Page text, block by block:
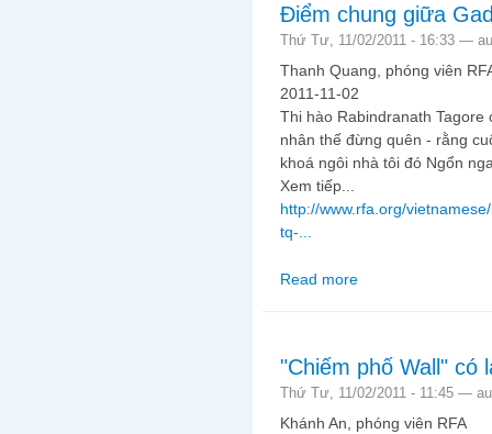
Điểm chung giữa
Thứ Tư, 11/02/2011 - 16:33 —
Thanh Quang, phóng viên
2011-11-02
Thi hào Rabindranath
nhân thế đừng quên - rằng
khoá ngôi nhà tôi đó Ngổn
Xem tiếp...
http://www.rfa.org/
tq-...
Read more
"Chiếm phố Wall" có
Thứ Tư, 11/02/2011 - 11:45 —
Khánh An, phóng viên RFA